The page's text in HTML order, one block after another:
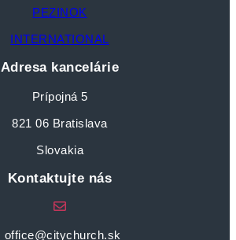
PEZINOK
INTERNATIONAL
Adresa kancelárie
Prípojná 5
821 06 Bratislava
Slovakia
Kontaktujte nás
office@citychurch.sk